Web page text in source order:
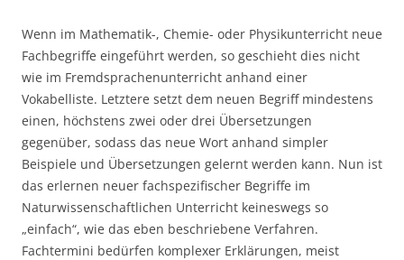
Wenn im Mathematik-, Chemie- oder Physikunterricht neue
Fachbegriffe eingeführt werden, so geschieht dies nicht
wie im Fremdsprachenunterricht anhand einer
Vokabelliste. Letztere setzt dem neuen Begriff mindestens
einen, höchstens zwei oder drei Übersetzungen
gegenüber, sodass das neue Wort anhand simpler
Beispiele und Übersetzungen gelernt werden kann. Nun ist
das erlernen neuer fachspezifischer Begriffe im
Naturwissenschaftlichen Unterricht keineswegs so
„einfach“, wie das eben beschriebene Verfahren.
Fachtermini bedürfen komplexer Erklärungen, meist